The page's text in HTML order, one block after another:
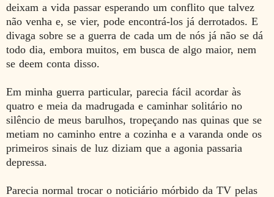
deixam a vida passar esperando um conflito que talvez
não venha e, se vier, pode encontrá-los já derrotados. E
divaga sobre se a guerra de cada um de nós já não se dá
todo dia, embora muitos, em busca de algo maior, nem
se deem conta disso.
Em minha guerra particular, parecia fácil acordar às
quatro e meia da madrugada e caminhar solitário no
silêncio de meus barulhos, tropeçando nas quinas que se
metiam no caminho entre a cozinha e a varanda onde os
primeiros sinais de luz diziam que a agonia passaria
depressa.
Parecia normal trocar o noticiário mórbido da TV pelas